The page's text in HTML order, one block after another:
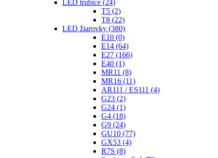
LED trubice (24)
T5 (2)
T8 (22)
LED žiarovky (380)
E10 (0)
E14 (64)
E27 (166)
E40 (1)
MR11 (8)
MR16 (11)
AR111 / ES111 (4)
G23 (2)
G24 (1)
G4 (18)
G9 (24)
GU10 (77)
GX53 (4)
R7S (8)